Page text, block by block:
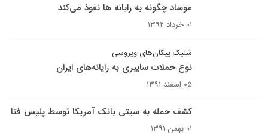
موساد چگونه به رایانه ها نفوذ می‌کند
۰۱ خرداد ۱۳۹۲
شلیک پیکان‌های ویروسی
نوع حملات سایبری به رایانه‌های ایران
۰۵ اسفند ۱۳۹۱
کشف حمله به سیتی بانک آمریکا توسط پلیس فتا
۰۱ بهمن ۱۳۹۱